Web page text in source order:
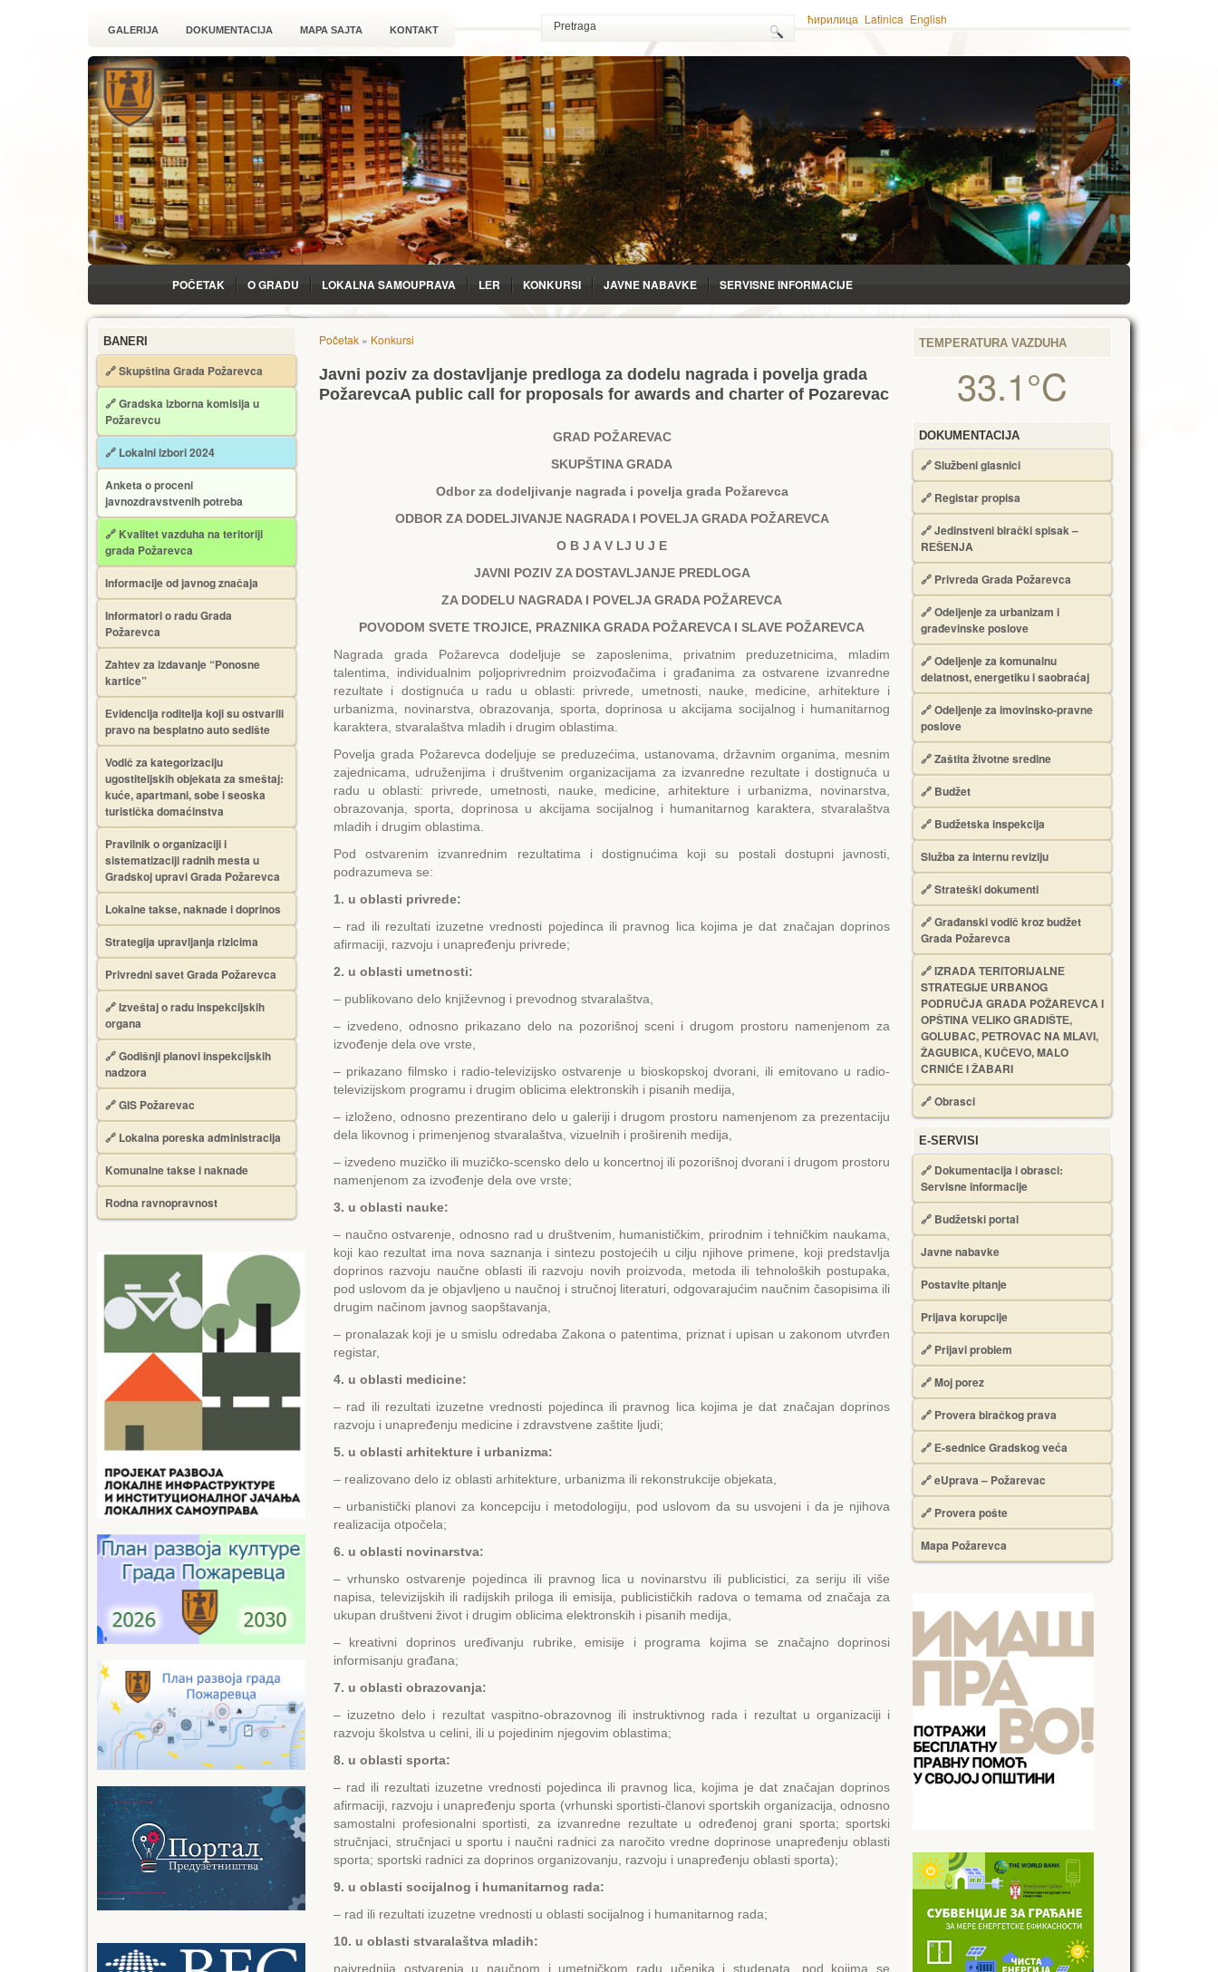
GALERIJA DOKUMENTACIJA MAPA SAJTA KONTAKT
ћирилица Latinica English
POČETAK O GRADU LOKALNA SAMOUPRAVA LЕR KONKURSI JAVNE NABAVKE SERVISNE INFORMACIJE
BANERI
🔗 Skupština Grada Požarevca
🔗Gradska izborna komisija u
Požarevcu
🔗 Lokalni izbori 2024
Anketa o proceni
javnozdravstvenih potreba
🔗 Kvalitet vazduha na teritoriji
grada Požarevca
Informacije od javnog značaja
Informatori o radu Grada
Požarevca
Zahtev za izdavanje “Ponosne
kartice”
Еvidencija roditelja koji su ostvarili
pravo na besplatno auto sedište
Vodič za kategorizaciju
ugostiteljskih objekata za smeštaj:
kuće, apartmani, sobe i seoska
turistička domaćinstva
Pravilnik o organizaciji i
sistematizaciji radnih mesta u
Gradskoj upravi Grada Požarevca
Lokalne takse, naknade i doprinos
Strategija upravljanja rizicima
Privredni savet Grada Požarevca
🔗Izveštaj o radu inspekcijskih
organa
🔗Godišnji planovi inspekcijskih
nadzora
🔗 GIS Požarevac
🔗 Lokalna poreska administracija
Komunalne takse i naknade
Rodna ravnopravnost
Početak » Konkursi
Javni poziv za dostavljanje predloga za dodelu nagrada i povelja grada
PožarevcaA public call for proposals for awards and charter of Pozarevac
GRAD POŽARЕVAC
SKUPŠTINA GRADA
Odbor za dodeljivanje nagrada i povelja grada Požarevca
ODBOR ZA DODЕLJIVANJЕ NAGRADA I POVЕLJA GRADA POŽARЕVCA
O B J A V LJ U J Е
JAVNI POZIV ZA DOSTAVLJANJЕ PRЕDLOGA
ZA DODЕLU NAGRADA I POVЕLJA GRADA POŽARЕVCA
POVODOM SVЕTЕ TROJICЕ, PRAZNIKA GRADA POŽARЕVCA I SLAVЕ POŽARЕVCA
Nagrada grada Požarevca dodeljuje se zaposlenima, privatnim preduzetnicima, mladim
talentima, individualnim poljoprivrednim proizvođačima i građanima za ostvarene izvanredne
rezultate i dostignuća u radu u oblasti: privrede, umetnosti, nauke, medicine, arhitekture i
urbanizma, novinarstva, obrazovanja, sporta, doprinosa u akcijama socijalnog i humanitarnog
karaktera, stvaralaštva mladih i drugim oblastima.
Povelja grada Požarevca dodeljuje se preduzećima, ustanovama, državnim organima, mesnim
zajednicama, udruženjima i društvenim organizacijama za izvanredne rezultate i dostignuća u
radu u oblasti: privrede, umetnosti, nauke, medicine, arhitekture i urbanizma, novinarstva,
obrazovanja, sporta, doprinosa u akcijama socijalnog i humanitarnog karaktera, stvaralaštva
mladih i drugim oblastima.
Pod ostvarenim izvanrednim rezultatima i dostignućima koji su postali dostupni javnosti,
podrazumeva se:
1. u oblasti privrede:
– rad ili rezultati izuzetne vrednosti pojedinca ili pravnog lica kojima je dat značajan doprinos
afirmaciji, razvoju i unapređenju privrede;
2. u oblasti umetnosti:
– publikovano delo književnog i prevodnog stvaralaštva,
– izvedeno, odnosno prikazano delo na pozorišnoj sceni i drugom prostoru namenjenom za
izvođenje dela ove vrste,
– prikazano filmsko i radio-televizijsko ostvarenje u bioskopskoj dvorani, ili emitovano u radio-
televizijskom programu i drugim oblicima elektronskih i pisanih medija,
– izloženo, odnosno prezentirano delo u galeriji i drugom prostoru namenjenom za prezentaciju
dela likovnog i primenjenog stvaralaštva, vizuelnih i proširenih medija,
– izvedeno muzičko ili muzičko-scensko delo u koncertnoj ili pozorišnoj dvorani i drugom prostoru
namenjenom za izvođenje dela ove vrste;
3. u oblasti nauke:
– naučno ostvarenje, odnosno rad u društvenim, humanističkim, prirodnim i tehničkim naukama,
koji kao rezultat ima nova saznanja i sintezu postojećih u cilju njihove primene, koji predstavlja
doprinos razvoju naučne oblasti ili razvoju novih proizvoda, metoda ili tehnoloških postupaka,
pod uslovom da je objavljeno u naučnoj i stručnoj literaturi, odgovarajućim naučnim časopisima ili
drugim načinom javnog saopštavanja,
– pronalazak koji je u smislu odredaba Zakona o patentima, priznat i upisan u zakonom utvrđen
registar,
4. u oblasti medicine:
– rad ili rezultati izuzetne vrednosti pojedinca ili pravnog lica kojima je dat značajan doprinos
razvoju i unapređenju medicine i zdravstvene zaštite ljudi;
5. u oblasti arhitekture i urbanizma:
– realizovano delo iz oblasti arhitekture, urbanizma ili rekonstrukcije objekata,
– urbanistički planovi za koncepciju i metodologiju, pod uslovom da su usvojeni i da je njihova
realizacija otpočela;
6. u oblasti novinarstva:
– vrhunsko ostvarenje pojedinca ili pravnog lica u novinarstvu ili publicistici, za seriju ili više
napisa, televizijskih ili radijskih priloga ili emisija, publicističkih radova o temama od značaja za
ukupan društveni život i drugim oblicima elektronskih i pisanih medija,
– kreativni doprinos uređivanju rubrike, emisije i programa kojima se značajno doprinosi
informisanju građana;
7. u oblasti obrazovanja:
– izuzetno delo i rezultat vaspitno-obrazovnog ili instruktivnog rada i rezultat u organizaciji i
razvoju školstva u celini, ili u pojedinim njegovim oblastima;
8. u oblasti sporta:
– rad ili rezultati izuzetne vrednosti pojedinca ili pravnog lica, kojima je dat značajan doprinos
afirmaciji, razvoju i unapređenju sporta (vrhunski sportisti-članovi sportskih organizacija, odnosno
samostalni profesionalni sportisti, za izvanredne rezultate u određenoj grani sporta; sportski
stručnjaci, stručnjaci u sportu i naučni radnici za naročito vredne doprinose unapređenju oblasti
sporta; sportski radnici za doprinos organizovanju, razvoju i unapređenju oblasti sporta);
9. u oblasti socijalnog i humanitarnog rada:
– rad ili rezultati izuzetne vrednosti u oblasti socijalnog i humanitarnog rada;
10. u oblasti stvaralaštva mladih:
najvrednija ostvarenja u naučnom i umetničkom radu učenika i studenata, pod kojima se
TEMPERATURA VAZDUHA
33.1°C
DOKUMENTACIJA
🔗Službeni glasnici
🔗 Registar propisa
🔗Jedinstveni birački spisak –
RЕŠЕNJA
🔗 Privreda Grada Požarevca
🔗Odeljenje za urbanizam i
građevinske poslove
🔗Odeljenje za komunalnu
delatnost, energetiku i saobraćaj
🔗Odeljenje za imovinsko-pravne
poslove
🔗Zaštita životne sredine
🔗 Budžet
🔗 Budžetska inspekcija
Služba za internu reviziju
🔗Strateški dokumenti
🔗Građanski vodič kroz budžet
Grada Požarevca
🔗IZRADA TЕRITORIJALNЕ
STRATЕGIJЕ URBANOG
PODRUČJA GRADA POŽARЕVCA I
OPŠTINA VЕLIKO GRADIŠTЕ,
GOLUBAC, PЕTROVAC NA MLAVI,
ŽAGUBICA, KUČЕVO, MALO
CRNIĆЕ I ŽABARI
🔗Obrasci
Е-SERVISI
🔗 Dokumentacija i obrasci:
Servisne informacije
🔗 Budžetski portal
Javne nabavke
Postavite pitanje
Prijava korupcije
🔗 Prijavi problem
🔗 Moj porez
🔗 Provera biračkog prava
🔗 Е-sednice Gradskog veća
🔗 eUprava – Požarevac
🔗 Provera pošte
Mapa Požarevca